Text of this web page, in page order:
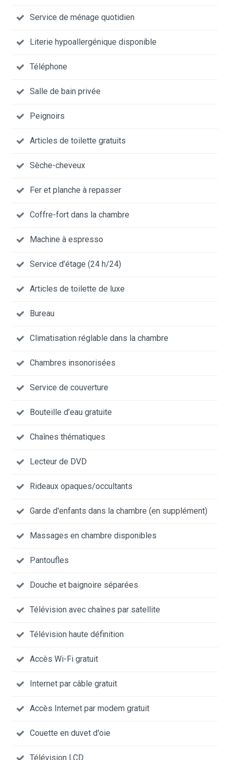
Service de ménage quotidien
Literie hypoallergénique disponible
Téléphone
Salle de bain privée
Peignoirs
Articles de toilette gratuits
Sèche-cheveux
Fer et planche à repasser
Coffre-fort dans la chambre
Machine à espresso
Service d’étage (24 h/24)
Articles de toilette de luxe
Bureau
Climatisation réglable dans la chambre
Chambres insonorisées
Service de couverture
Bouteille d’eau gratuite
Chaînes thématiques
Lecteur de DVD
Rideaux opaques/occultants
Garde d'enfants dans la chambre (en supplément)
Massages en chambre disponibles
Pantoufles
Douche et baignoire séparées
Télévision avec chaînes par satellite
Télévision haute définition
Accès Wi-Fi gratuit
Internet par câble gratuit
Accès Internet par modem gratuit
Couette en duvet d'oie
Télévision LCD